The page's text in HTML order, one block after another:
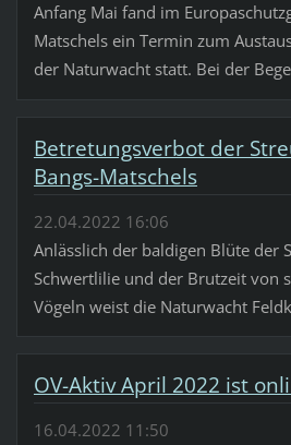
Anfang Mai fand im
Matschels ein Termin zum
der Naturwacht statt. Bei der
Betretungsverbot der
Bangs-Matschels
22.04.2022 16:06
Anlässlich der baldigen Blüte der
Schwertlilie und der Brutzeit von
Vögeln weist die Naturwacht
OV-Aktiv April 2022 ist
16.04.2022 11:50